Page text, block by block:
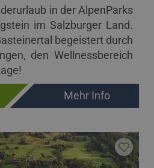
in der AlpenParks
im Salzburger Land.
begeistert durch
den Wellnessbereich
Mehr Info